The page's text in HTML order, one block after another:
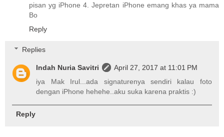
pisan yg iPhone 4. Jepretan iPhone emang khas ya mama
Bo
Reply
Replies
Indah Nuria Savitri
April 27, 2017 at 11:01 PM
iya Mak Irul...ada signaturenya sendiri kalau foto
dengan iPhone hehehe..aku suka karena praktis :)
Reply